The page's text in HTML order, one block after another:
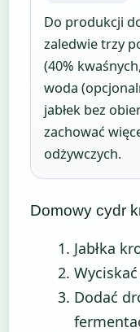
Do produkcji
zaledwie trzy
(40%
woda
jabłek bez
zachować
odżywczych.
Domowy cydr
Jabłka
Dodać